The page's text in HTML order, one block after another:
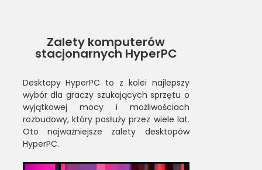
Zalety komputerów
stacjonarnych HyperPC
Desktopy HyperPC to z kolei najlepszy
wybór dla graczy szukających sprzętu o
wyjątkowej mocy i możliwościach
rozbudowy, który posłuży przez wiele lat.
Oto najważniejsze zalety desktopów
HyperPC.